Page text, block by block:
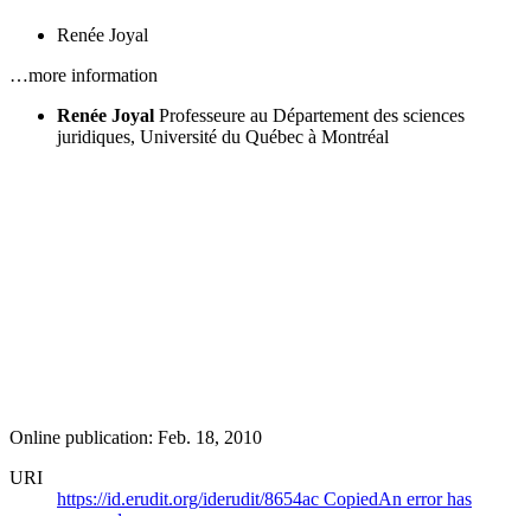
Renée Joyal
…more information
Renée Joyal Professeure au Département des sciences
juridiques, Université du Québec à Montréal
Online publication: Feb. 18, 2010
URI
https://id.erudit.org/iderudit/8654ac CopiedAn error has